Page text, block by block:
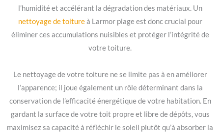
l’humidité et accélérant la dégradation des matériaux. Un
nettoyage de toitureà Larmor plage est donc crucial pour
éliminer ces accumulations nuisibles et protéger l’intégrité de
votre toiture.
Le nettoyage de votre toiture ne se limite pas à en améliorer
l’apparence; il joue également un rôle déterminant dans la
conservation de l’efficacité énergétique de votre habitation. En
gardant la surface de votre toit propre et libre de dépôts, vous
maximisez sa capacité à réfléchir le soleil plutôt qu’à absorber la